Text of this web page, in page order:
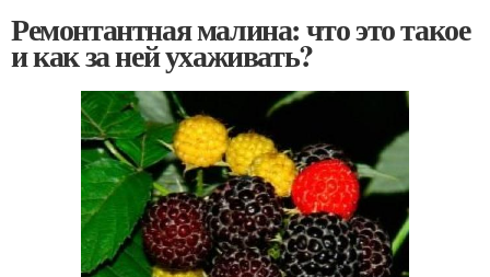
Ремонтантная малина: что это такое
и как за ней ухаживать?